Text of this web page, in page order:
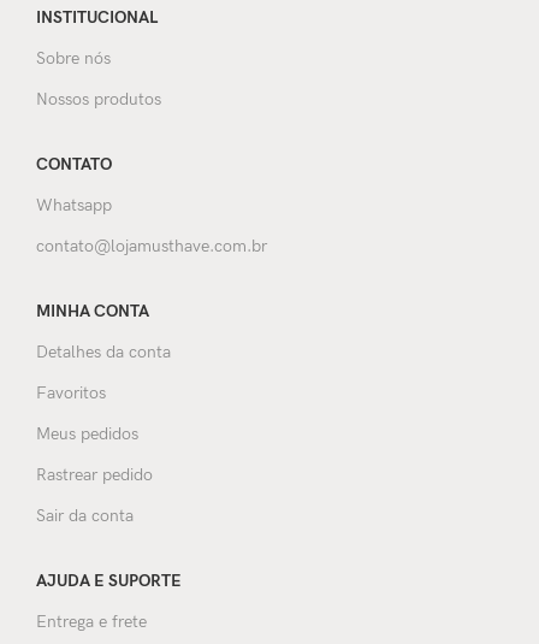
INSTITUCIONAL
Sobre nós
Nossos produtos
CONTATO
Whatsapp
contato@lojamusthave.com.br
MINHA CONTA
Detalhes da conta
Favoritos
Meus pedidos
Rastrear pedido
Sair da conta
AJUDA E SUPORTE
Entrega e frete